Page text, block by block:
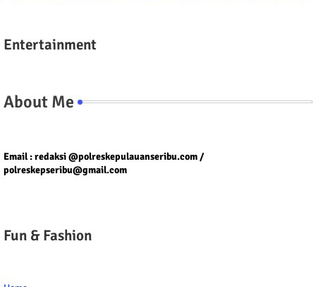
Entertainment
About Me
Email : redaksi @polreskepulauanseribu.com /
polreskepseribu@gmail.com
Fun & Fashion